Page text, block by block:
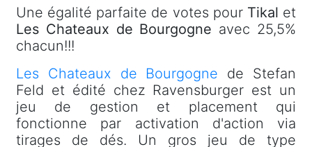
Une égalité parfaite de votes pour Tikal et
Les Chateaux de Bourgogne avec 25,5%
chacun!!!
Les Chateaux de Bourgogne de Stefan
Feld et édité chez Ravensburger est un
jeu de gestion et placement qui
fonctionne par activation d'action via
tirages de dés. Un gros jeu de type